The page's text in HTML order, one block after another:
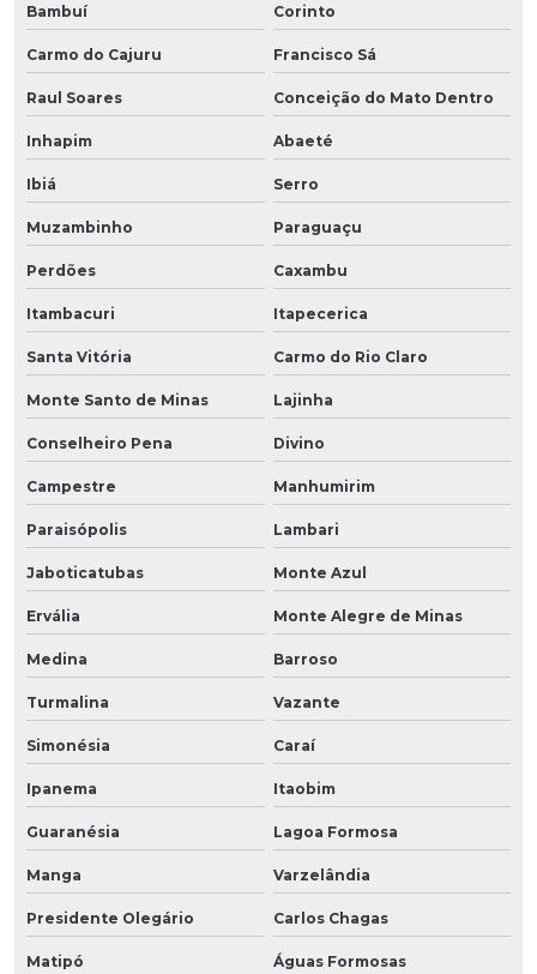
Bambuí Corinto
Carmo do Cajuru Francisco Sá
Raul Soares Conceição do Mato Dentro
Inhapim Abaeté
Ibiá Serro
Muzambinho Paraguaçu
Perdões Caxambu
Itambacuri Itapecerica
Santa Vitória Carmo do Rio Claro
Monte Santo de Minas Lajinha
Conselheiro Pena Divino
Campestre Manhumirim
Paraisópolis Lambari
Jaboticatubas Monte Azul
Ervália Monte Alegre de Minas
Medina Barroso
Turmalina Vazante
Simonésia Caraí
Ipanema Itaobim
Guaranésia Lagoa Formosa
Manga Varzelândia
Presidente Olegário Carlos Chagas
Matipó Águas Formosas